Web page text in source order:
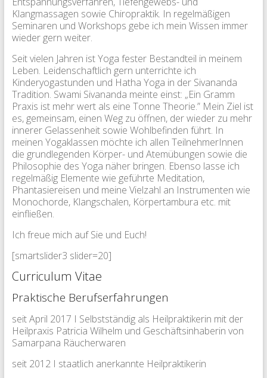
Klangmassagen sowie Chiropraktik. In regelmäßigen
Seminaren und Workshops gebe ich mein Wissen immer
wieder gern weiter.
Seit vielen Jahren ist Yoga fester Bestandteil in meinem
Leben. Leidenschaftlich gern unterrichte ich
Kinderyogastunden und Hatha Yoga in der Sivananda
Tradition. Swami Sivananda meinte einst: „Ein Gramm
Praxis ist mehr wert als eine Tonne Theorie.” Mein Ziel ist
es, gemeinsam, einen Weg zu öffnen, der wieder zu mehr
innerer Gelassenheit sowie Wohlbefinden führt. In
meinen Yogaklassen möchte ich allen TeilnehmerInnen
die grundlegenden Körper- und Atemübungen sowie die
Philosophie des Yoga näher bringen. Ebenso lasse ich
regelmäßig Elemente wie geführte Meditation,
Phantasiereisen und meine Vielzahl an Instrumenten wie
Monochorde, Klangschalen, Körpertambura etc. mit
einfließen.
Ich freue mich auf Sie und Euch!
[smartslider3 slider=20]
Curriculum Vitae
Praktische Berufserfahrungen
seit April 2017 I Selbstständig als Heilpraktikerin mit der
Heilpraxis Patricia Wilhelm und Geschäftsinhaberin von
Samarpana Räucherwaren
seit 2012 I staatlich anerkannte Heilpraktikerin